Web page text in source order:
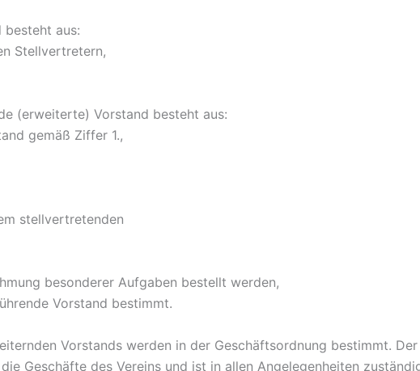
besteht aus:
Stellvertretern,
(erweiterte) Vorstand besteht aus:
gemäß Ziffer 1.,
stellvertretenden
besonderer Aufgaben bestellt werden,
Vorstand bestimmt.
Vorstands werden in der Geschäftsordnung bestimmt. Der
Geschäfte des Vereins und ist in allen Angelegenheiten